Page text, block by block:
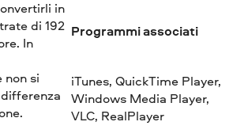
in
di 192
In
si
Programmi associati
iTunes, QuickTime Player,
Windows Media Player,
VLC, RealPlayer